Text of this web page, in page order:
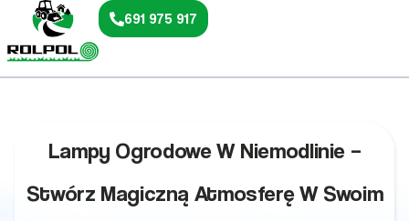
691 975 917
Lampy Ogrodowe W Niemodlinie –
Stwórz Magiczną Atmosferę W Swoim